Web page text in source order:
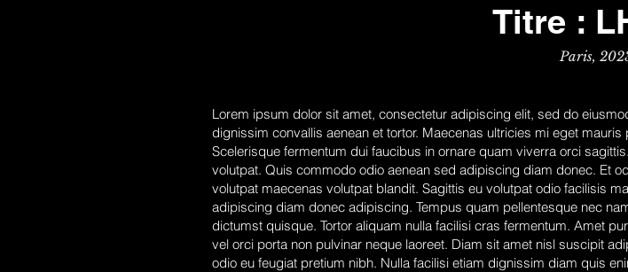
Titre :
Paris,
Lorem ipsum dolor sit amet, consectetur adipiscing elit, sed do
dignissim convallis aenean et tortor. Maecenas ultricies mi eget
Scelerisque fermentum dui faucibus in ornare quam viverra orci
volutpat. Quis commodo odio aenean sed adipiscing diam donec. Et
volutpat maecenas volutpat blandit. Sagittis eu volutpat odio facilisis
adipiscing diam donec adipiscing. Tempus quam pellentesque nec
dictumst quisque. Tortor aliquam nulla facilisi cras fermentum. Amet
vel orci porta non pulvinar neque laoreet. Diam sit amet nisl suscipit
odio eu feugiat pretium nibh. Nulla facilisi etiam dignissim diam quis